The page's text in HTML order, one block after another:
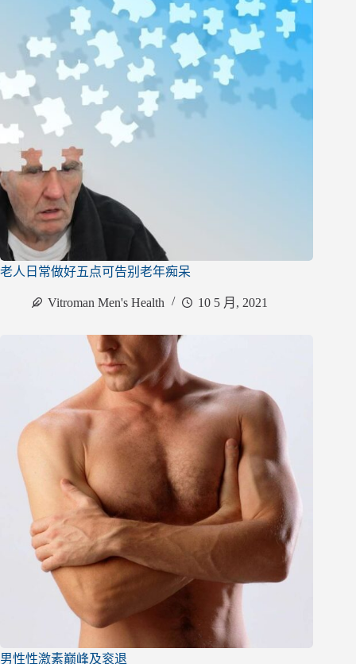
老人日常做好五点可告别老年痴呆
Vitroman Men's Health 10 5 月, 2021
男性性激素巅峰及衮退